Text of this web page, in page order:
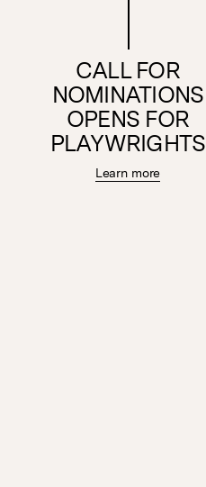
CALL FOR
NOMINATIONS
OPENS FOR
PLAYWRIGHTS
Learn more